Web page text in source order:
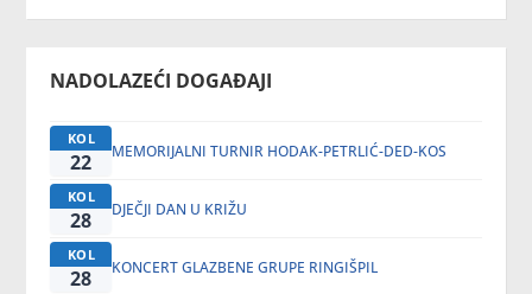
NADOLAZEĆI DOGAĐAJI
KOL
22 MEMORIJALNI TURNIR HODAK-PETRLIĆ-DED-KOS
KOL
28 DJEČJI DAN U KRIŽU
KOL
28 KONCERT GLAZBENE GRUPE RINGIŠPIL